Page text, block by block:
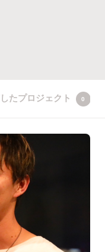
たプロジェクト 0